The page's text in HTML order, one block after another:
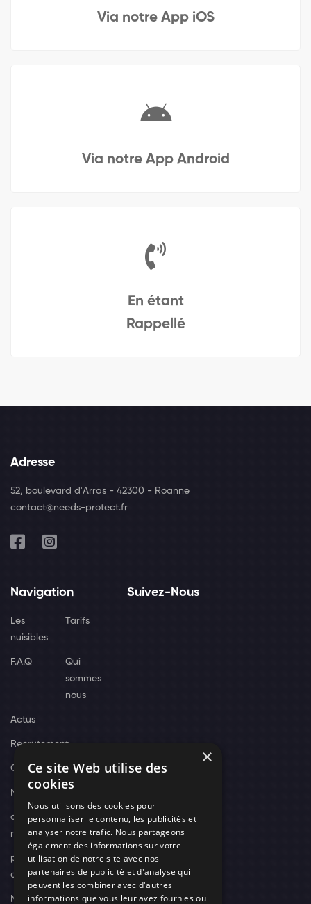
Via notre App iOS
Via notre App Android
En étant
Rappellé
Adresse
52, boulevard d'Arras - 42300 - Roanne
contact@needs-protect.fr
Navigation
Les
nuisibles
Tarifs
F.A.Q
Qui
sommes
nous
Actus
Recrutement
Contact
Nos techniciens
campagne-
recrutement
politique de
confidentialité
Mentions légales
Suivez-Nous
×
Ce site Web utilise des
cookies
Nous utilisons des cookies pour
personnaliser le contenu, les publicités et
analyser notre trafic. Nous partageons
également des informations sur votre
utilisation de notre site avec nos
partenaires de publicité et d'analyse qui
peuvent les combiner avec d'autres
informations que vous leur avez fournies ou